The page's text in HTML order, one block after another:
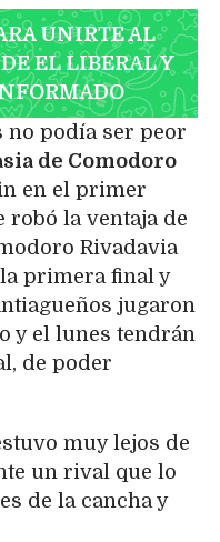
UNIRTE AL
EL LIBERAL Y
no podía ser peor
de Comodoro
en el primer
robó la ventaja de
Rivadavia
primera final y
jugaron
y el lunes tendrán
de poder
muy lejos de
un rival que lo
de la cancha y